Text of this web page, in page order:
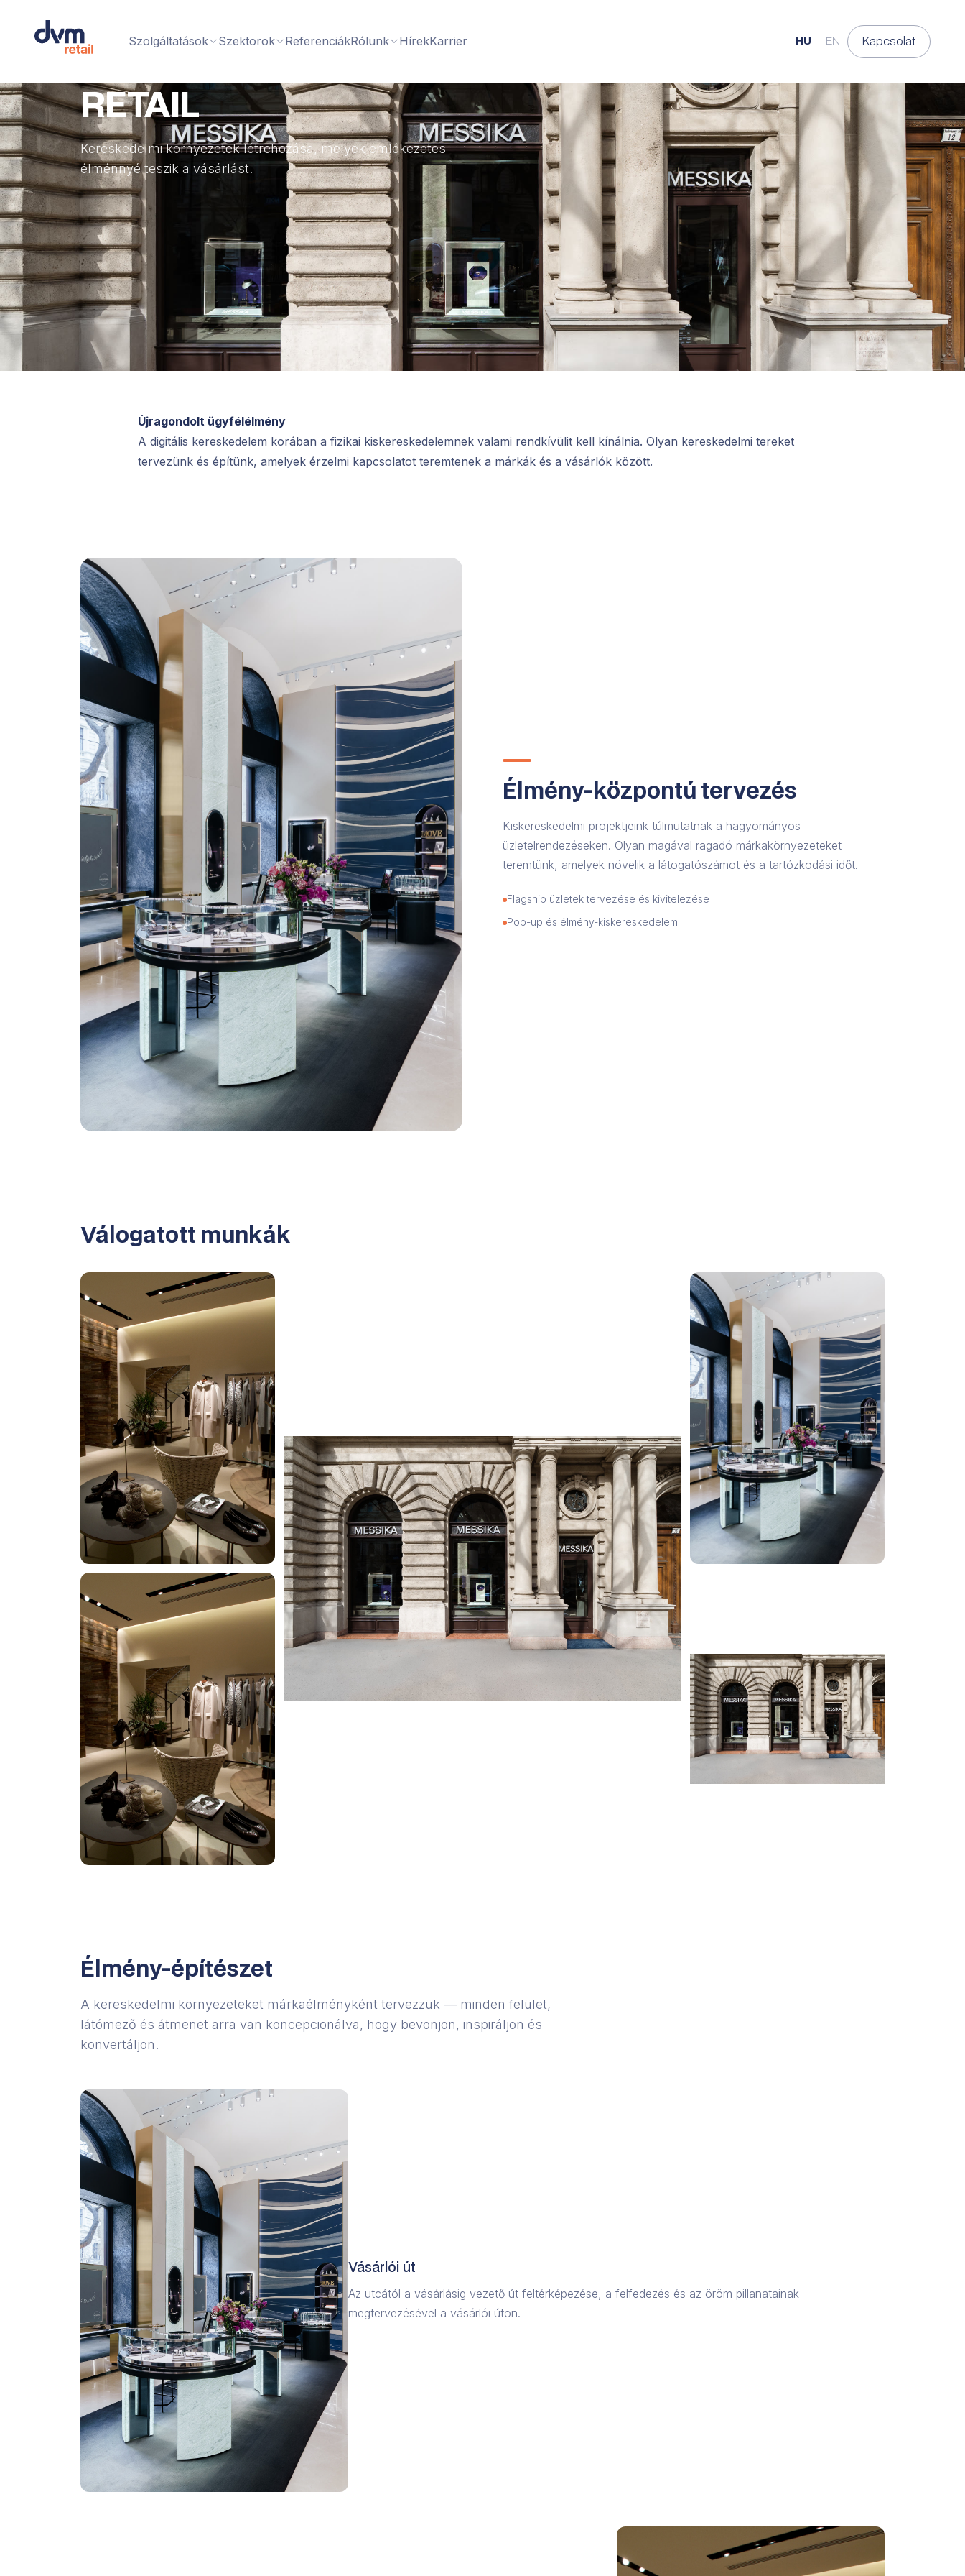
Szolgáltatások Szektorok ReferenciákRólunk HírekKarrier HU EN Kapcsolat
RETAIL
Kereskedelmi környezetek létrehozása, melyek emlékezetes
élménnyé teszik a vásárlást.
Újragondolt ügyfélélmény
A digitális kereskedelem korában a fizikai kiskereskedelemnek valami rendkívülit kell kínálnia. Olyan kereskedelmi tereket
tervezünk és építünk, amelyek érzelmi kapcsolatot teremtenek a márkák és a vásárlók között.
Élmény-központú tervezés
Kiskereskedelmi projektjeink túlmutatnak a hagyományos
üzletelrendezéseken. Olyan magával ragadó márkakörnyezeteket
teremtünk, amelyek növelik a látogatószámot és a tartózkodási időt.
Flagship üzletek tervezése és kivitelezése
Pop-up és élmény-kiskereskedelem
Válogatott munkák
Élmény-építészet
A kereskedelmi környezeteket márkaélményként tervezzük — minden felület,
látómező és átmenet arra van koncepcionálva, hogy bevonjon, inspiráljon és
konvertáljon.
Vásárlói út
Az utcától a vásárlásig vezető út feltérképezése, a felfedezés és az öröm pillanatainak
megtervezésével a vásárlói úton.